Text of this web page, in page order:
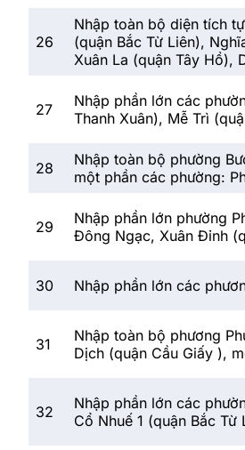
26
Nhập toàn bộ diện tích
(quận Bắc Từ Liên),
Xuân La (quận Tây Hồ),
27
Nhập phần lớn các
Thanh Xuân), Mễ Trì
28
Nhập toàn bộ phường
một phần các phường:
29
Nhập phần lớn phường
Đông Ngạc, Xuân Đỉnh
30 Nhập phần lớn các
31
Nhập toàn bộ phương
Dịch (quận Cầu Giấy ),
32
Nhập phần lớn các
Cổ Nhuế 1 (quận Bắc Từ